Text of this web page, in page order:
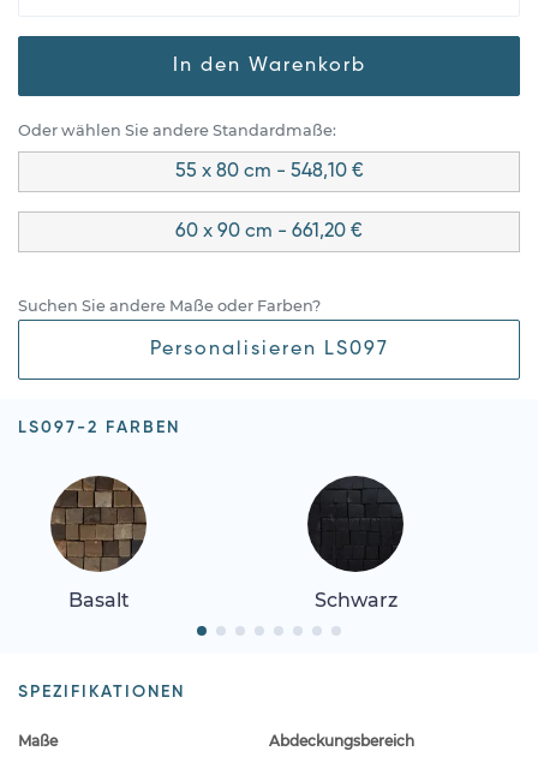
In den Warenkorb
Oder wählen Sie andere Standardmaße:
55 x 80 cm - 548,10 €
60 x 90 cm - 661,20 €
Suchen Sie andere Maße oder Farben?
Personalisieren LS097
LS097-2 FARBEN
Basalt Schwarz
SPEZIFIKATIONEN
Maße Abdeckungsbereich